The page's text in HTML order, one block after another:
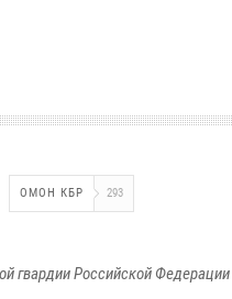
ОМОН КБР 293
Российской